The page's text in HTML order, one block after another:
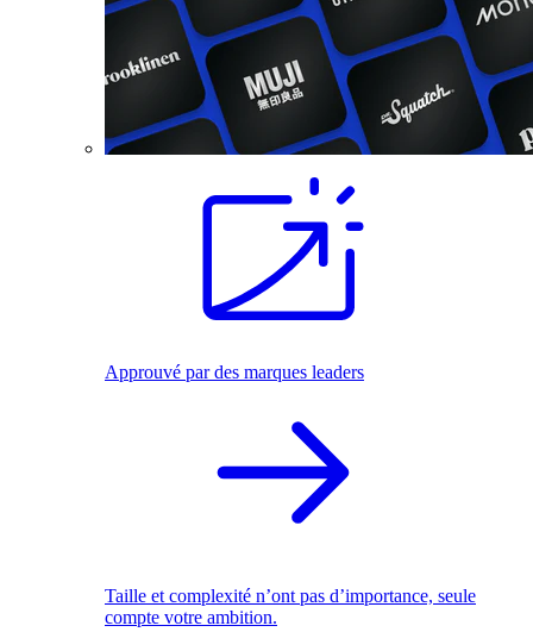
Approuvé par des marques leaders
Taille et complexité n’ont pas d’importance, seule
compte votre ambition.